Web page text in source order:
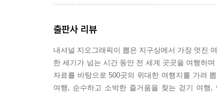
내셔널 지오그래픽 수석 편집인
출판사 리뷰
내셔널 지오그래픽이 뽑은 지구상에서 가장 멋진
한 세기가 넘는 시간 동안 전 세계 곳곳을 여행하
자료를 바탕으로 500곳의 위대한 여행지를 가려
여행, 순수하고 소박한 즐거움을 찾는 걷기 여행